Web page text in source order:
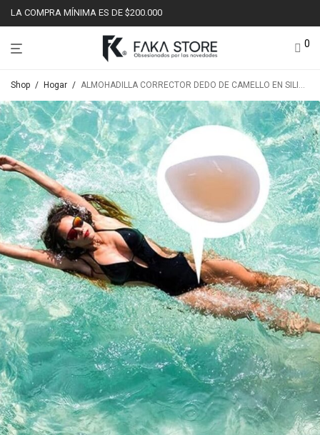
LA COMPRA MÍNIMA ES DE $200.000
0
Shop / Hogar / ALMOHADILLA CORRECTOR DEDO DE CAMELLO EN SILICONA ADHESIVA FK22-28